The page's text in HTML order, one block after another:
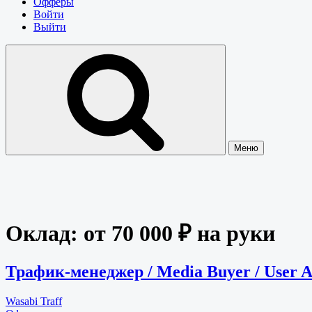
Войти
Выйти
Меню
Оклад: от 70 000 ₽ на руки
Трафик-менеджер / Media Buyer / User
Wasabi Traff